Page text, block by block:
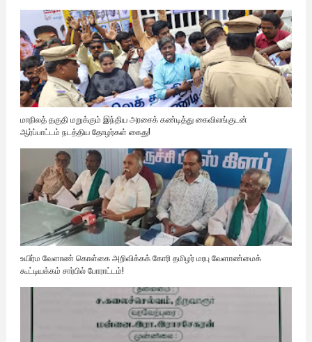
மாநிலத் தகுதி மறுக்கும் இந்திய அரசைக் கண்டித்து கைவிலங்குடன்
ஆர்ப்பாட்டம் நடத்திய தோழர்கள் கைது!
உயிர்ம வேளாண் கொள்கை அறிவிக்கக் கோரி தமிழர் மரபு வேளாண்மைக்
கூட்டியக்கம் சார்பில் போராட்டம்!